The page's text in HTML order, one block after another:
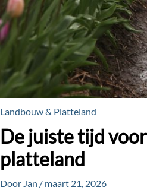
Landbouw & Platteland
De juiste tijd
platteland
Door Jan / maart 21, 2026